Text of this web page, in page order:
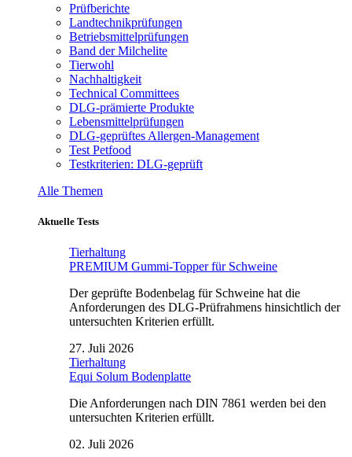
Prüfberichte
Landtechnikprüfungen
Betriebsmittelprüfungen
Band der Milchelite
Tierwohl
Nachhaltigkeit
Technical Committees
DLG-prämierte Produkte
Lebensmittelprüfungen
DLG-geprüftes Allergen-Management
Test Petfood
Testkriterien: DLG-geprüft
Alle Themen
Aktuelle Tests
Tierhaltung
PREMIUM Gummi-Topper für Schweine
Der geprüfte Bodenbelag für Schweine hat die
Anforderungen des DLG-Prüfrahmens hinsichtlich der
untersuchten Kriterien erfüllt.
27. Juli 2026
Tierhaltung
Equi Solum Bodenplatte
Die Anforderungen nach DIN 7861 werden bei den
untersuchten Kriterien erfüllt.
02. Juli 2026